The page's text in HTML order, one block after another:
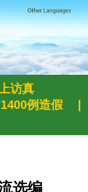
访真
1400例造假
选编